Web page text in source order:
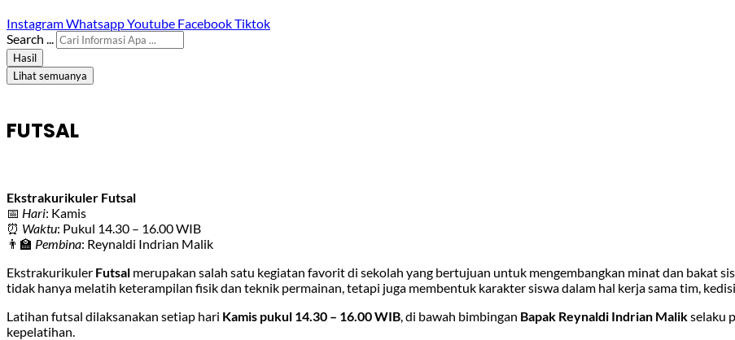
InstagramWhatsappYoutube FacebookTiktok
Search ...
Hasil
Lihat semuanya
FUTSAL
Ekstrakurikuler Futsal
📅 Hari: Kamis
⏰ Waktu: Pukul 14.30 – 16.00 WIB
👨‍🏫 Pembina: Reynaldi Indrian Malik
Ekstrakurikuler Futsal merupakan salah satu kegiatan favorit di sekolah yang bertujuan untuk mengembangkan minat dan bakat
tidak hanya melatih keterampilan fisik dan teknik permainan, tetapi juga membentuk karakter siswa dalam hal kerja sama tim,
Latihan futsal dilaksanakan setiap hari Kamis pukul 14.30 – 16.00 WIB, di bawah bimbingan Bapak Reynaldi Indrian Malikselaku
kepelatihan.